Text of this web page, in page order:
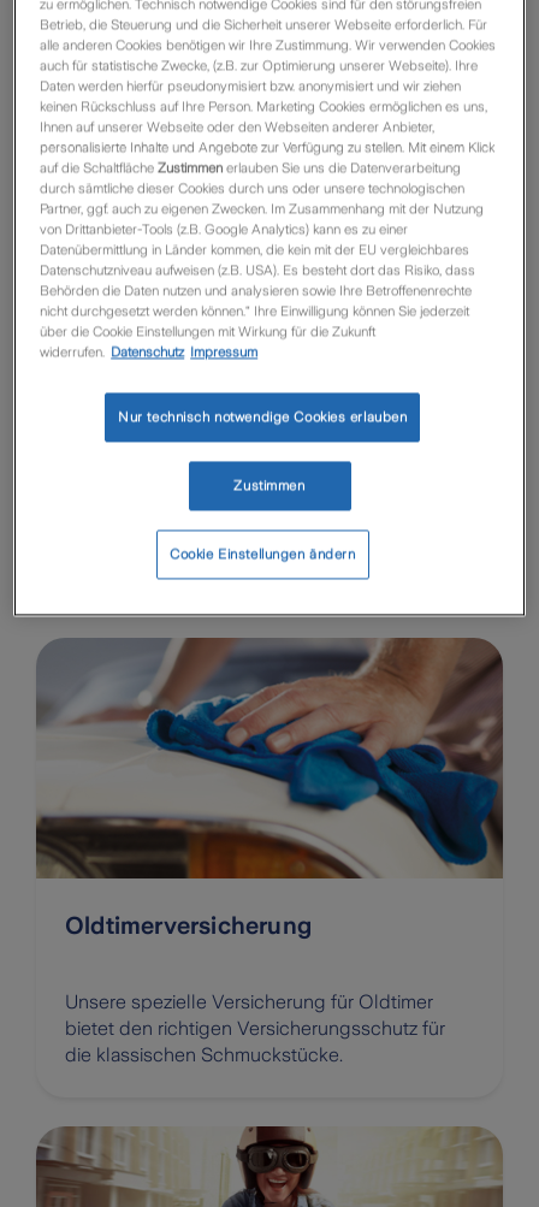
Für erweiterten Versicherungsbedarf sichern unsere
umfangreichen Zusatz-Bausteine und Konzepte die
individuellen Anforderungen Ihrer Kunden.
Der neue Tarif Optimal auf NAFI
Der Tarif Optimal auf NAFI bietet für PKW und
Wohnmobile eine solide Grunddeckung,
flexible Leistungsbausteine und marktgerechte
Oldtimerversicherung
Unsere spezielle Versicherung für Oldtimer
bietet den richtigen Versicherungsschutz für
die klassischen Schmuckstücke.
zu ermöglichen. Technisch notwendige Cookies sind für den störungsfreien
Betrieb, die Steuerung und die Sicherheit unserer Webseite erforderlich. Für
alle anderen Cookies benötigen wir Ihre Zustimmung. Wir verwenden Cookies
auch für statistische Zwecke, (z.B. zur Optimierung unserer Webseite). Ihre
Daten werden hierfür pseudonymisiert bzw. anonymisiert und wir ziehen
keinen Rückschluss auf Ihre Person. Marketing Cookies ermöglichen es uns,
Ihnen auf unserer Webseite oder den Webseiten anderer Anbieter,
personalisierte Inhalte und Angebote zur Verfügung zu stellen. Mit einem Klick
auf die SchaltflächeZustimmenerlauben Sie uns die Datenverarbeitung
durch sämtliche dieser Cookies durch uns oder unsere technologischen
Partner, ggf. auch zu eigenen Zwecken. Im Zusammenhang mit der Nutzung
von Drittanbieter-Tools (z.B. Google Analytics) kann es zu einer
Datenübermittlung in Länder kommen, die kein mit der EU vergleichbares
Datenschutzniveau aufweisen (z.B. USA). Es besteht dort das Risiko, dass
Behörden die Daten nutzen und analysieren sowie Ihre Betroffenenrechte
nicht durchgesetzt werden können.“ Ihre Einwilligung können Sie jederzeit
über die Cookie Einstellungen mit Wirkung für die Zukunft
widerrufen.
Datenschutz Impressum
Nur technisch notwendige Cookies erlauben
Zustimmen
Cookie Einstellungen ändern